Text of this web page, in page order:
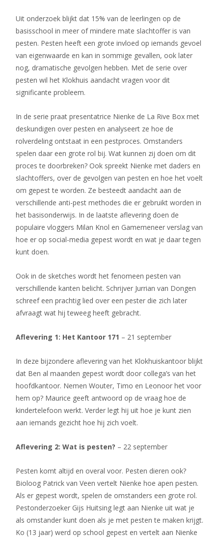
Uit onderzoek blijkt dat 15% van de leerlingen op de
basisschool in meer of mindere mate slachtoffer is van
pesten. Pesten heeft een grote invloed op iemands gevoel
van eigenwaarde en kan in sommige gevallen, ook later
nog, dramatische gevolgen hebben. Met de serie over
pesten wil het Klokhuis aandacht vragen voor dit
significante probleem.
In de serie praat presentatrice Nienke de La Rive Box met
deskundigen over pesten en analyseert ze hoe de
rolverdeling ontstaat in een pestproces. Omstanders
spelen daar een grote rol bij. Wat kunnen zij doen om dit
proces te doorbreken? Ook spreekt Nienke met daders en
slachtoffers, over de gevolgen van pesten en hoe het voelt
om gepest te worden. Ze besteedt aandacht aan de
verschillende anti-pest methodes die er gebruikt worden in
het basisonderwijs. In de laatste aflevering doen de
populaire vloggers Milan Knol en Gamemeneer verslag van
hoe er op social-media gepest wordt en wat je daar tegen
kunt doen.
Ook in de sketches wordt het fenomeen pesten van
verschillende kanten belicht. Schrijver Jurrian van Dongen
schreef een prachtig lied over een pester die zich later
afvraagt wat hij teweeg heeft gebracht.
Aflevering 1: Het Kantoor 171 – 21 september
In deze bijzondere aflevering van het Klokhuiskantoor blijkt
dat Ben al maanden gepest wordt door collega’s van het
hoofdkantoor. Nemen Wouter, Timo en Leonoor het voor
hem op? Maurice geeft antwoord op de vraag hoe de
kindertelefoon werkt. Verder legt hij uit hoe je kunt zien
aan iemands gezicht hoe hij zich voelt.
Aflevering 2: Wat is pesten? – 22 september
Pesten komt altijd en overal voor. Pesten dieren ook?
Bioloog Patrick van Veen vertelt Nienke hoe apen pesten.
Als er gepest wordt, spelen de omstanders een grote rol.
Pestonderzoeker Gijs Huitsing legt aan Nienke uit wat je
als omstander kunt doen als je met pesten te maken krijgt.
Ko (13 jaar) werd op school gepest en vertelt aan Nienke